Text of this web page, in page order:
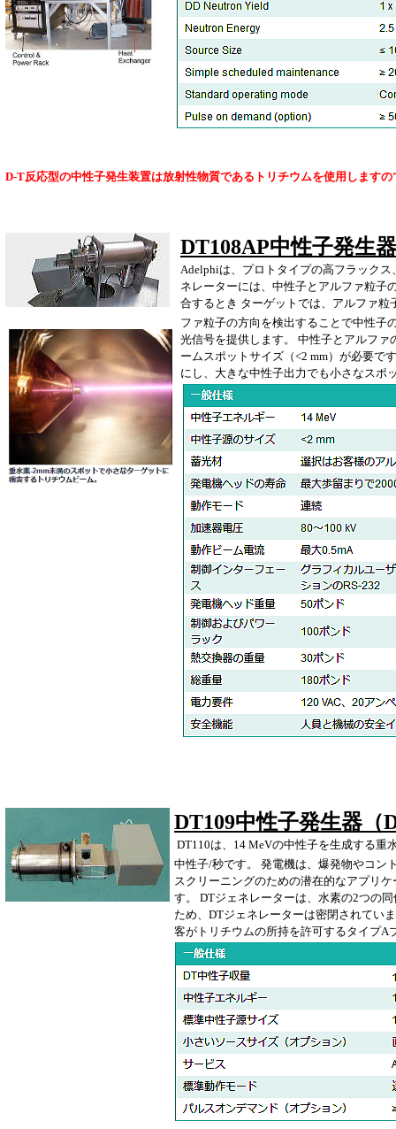
D-T反応型の中性子発生装置は放射性物質であるトリチウムを使用します
DT108AP中性子発生
Adelphiは、プロトタイプの高フラック
ネレーターには、中性子とアルファ粒子
合するとき ターゲットでは、アルファ
ファ粒子の方向を検出することで中性子
光信号を提供します。 中性子とアルフ
ームスポットサイズ（<2 mm）が必要で
にし、大きな中性子出力でも小さなスポ
DT109中性子発生器（
DT110は、14 MeVの中性子を生成する重
中性子/秒です。 発電機は、爆発物やコン
スクリーニングのための潜在的なアプリ
す。 DTジェネレーターは、水素の2つの
ため、DTジェネレーターは密閉されてい
客がトリチウムの所持を許可するタイプA